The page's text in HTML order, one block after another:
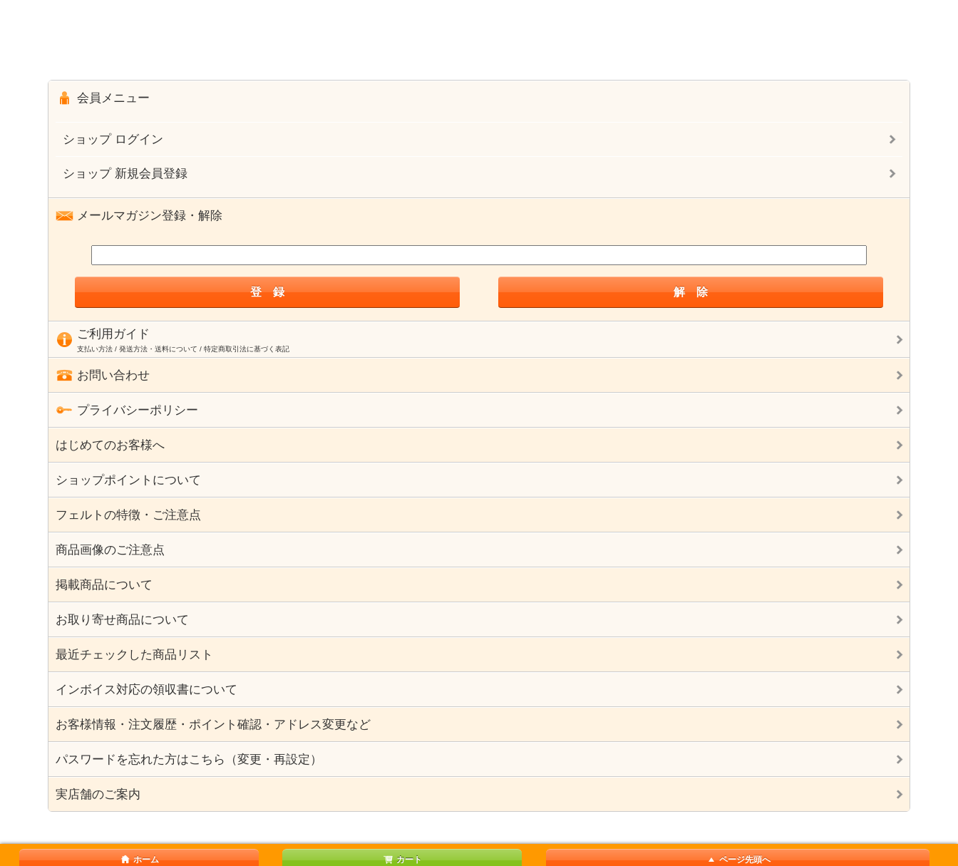
会員メニュー
ショップ ログイン
ショップ 新規会員登録
メールマガジン登録・解除
ご利用ガイド
支払い方法 / 発送方法・送料について / 特定商取引法に基づく表記
お問い合わせ
プライバシーポリシー
はじめてのお客様へ
ショップポイントについて
フェルトの特徴・ご注意点
商品画像のご注意点
掲載商品について
お取り寄せ商品について
最近チェックした商品リスト
インボイス対応の領収書について
お客様情報・注文履歴・ポイント確認・アドレス変更など
パスワードを忘れた方はこちら（変更・再設定）
実店舗のご案内
ホーム カート ページ先頭へ